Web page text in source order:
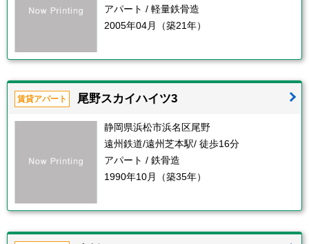
アパート / 軽量鉄骨造
2005年04月（築21年）
賃貸アパート 尾野スカイハイツ3
静岡県浜松市浜名区尾野
遠州鉄道/遠州芝本駅/ 徒歩16分
アパート / 鉄骨造
1990年10月（築35年）